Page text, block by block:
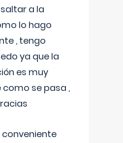
a la
lo hago
, tengo
ya que la
es muy
como se pasa ,
conveniente